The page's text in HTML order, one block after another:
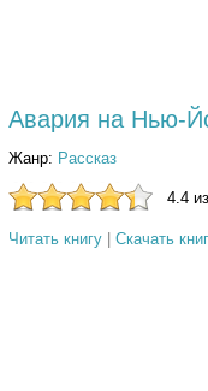
Авария на Нью-
Жанр: Рассказ
4.4
Читать книгу| Скачать